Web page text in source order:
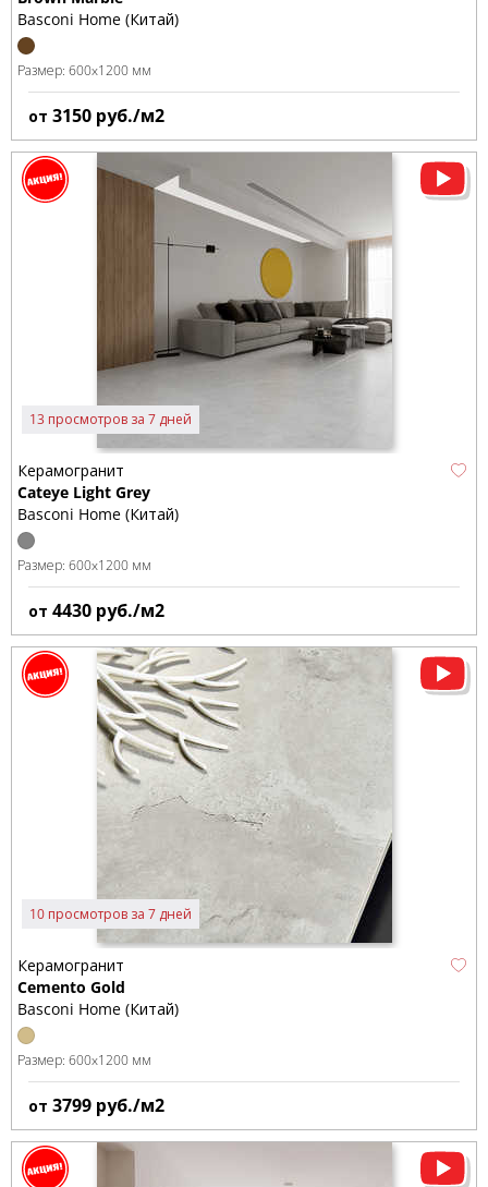
Basconi Home (Китай)
Размер: 600x1200 мм
от 3150 руб./м2
13 просмотров за 7 дней
Керамогранит
Cateye Light Grey
Basconi Home (Китай)
Размер: 600x1200 мм
от 4430 руб./м2
10 просмотров за 7 дней
Керамогранит
Cemento Gold
Basconi Home (Китай)
Размер: 600x1200 мм
от 3799 руб./м2